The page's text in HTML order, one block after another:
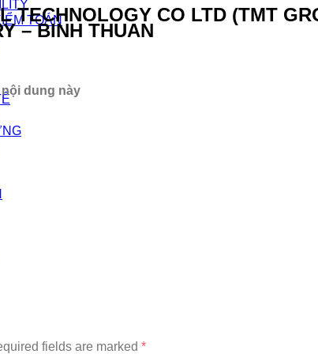
TOÁN
TECHNOLOGY CO LTD (TMT
– BINH THUAN
dung này
fields are marked *